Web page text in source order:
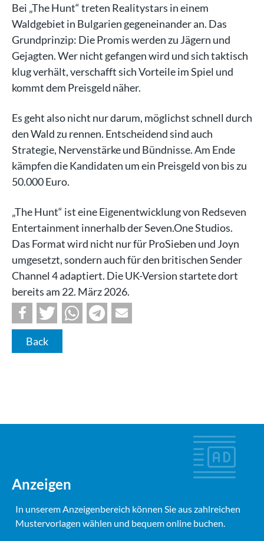
Bei „The Hunt“ treten Realitystars in einem
Waldgebiet in Bulgarien gegeneinander an. Das
Grundprinzip: Die Promis werden zu Jägern und
Gejagten. Wer nicht gefangen wird und sich taktisch
klug verhält, verschafft sich Vorteile im Spiel und
kommt dem Preisgeld näher.
Es geht also nicht nur darum, möglichst schnell durch
den Wald zu rennen. Entscheidend sind auch
Strategie, Nervenstärke und Bündnisse. Am Ende
kämpfen die Kandidaten um ein Preisgeld von bis zu
50.000 Euro.
„The Hunt“ ist eine Eigenentwicklung von Redseven
Entertainment innerhalb der Seven.One Studios.
Das Format wird nicht nur für ProSieben und Joyn
umgesetzt, sondern auch für den britischen Sender
Channel 4 adaptiert. Die UK-Version startete dort
bereits am 22. März 2026.
Back
Anzeigen
In unserem Anzeigenbereich können Sie aus zahlreichen
Mustervorlagen wählen und bequem online buchen.